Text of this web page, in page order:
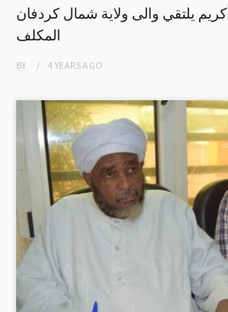
يلتقي والى ولاية شمال كردفان
المكلف
BY 4 YEARSAGO